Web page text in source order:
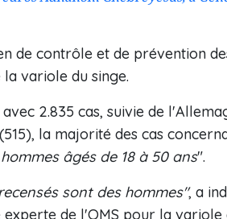
de contrôle et de prévention
variole du singe.
2.835 cas, suivie de
la majorité des cas
âgés de 18 à 50 ans".
sont des hommes", a
de l'OMS pour la variole